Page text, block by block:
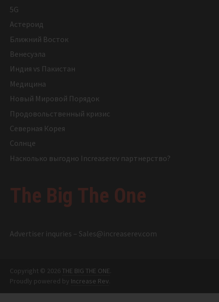
5G
Астероид
Ближний Восток
Венесуэла
Индия vs Пакистан
Медицина
Новый Мировой Порядок
Продовольственный кризис
Северная Корея
Солнце
Насколько выгодно Increaserev партнерство?
The Big The One
Advertiser inquries – Sales@increaserev.com
Copyright © 2026THE BIG THE ONE
Proudly powered by Increase Rev